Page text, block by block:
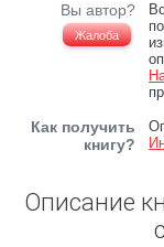
Вы автор?
Жалоба
Как получить
книгу?
Описание